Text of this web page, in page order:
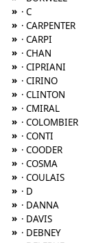
» · C
» · CARPENTER
» · CARPI
» · CHAN
» · CIPRIANI
» · CIRINO
» · CLINTON
» · CMIRAL
» · COLOMBIER
» · CONTI
» · COODER
» · COSMA
» · COULAIS
» · D
» · DANNA
» · DAVIS
» · DEBNEY